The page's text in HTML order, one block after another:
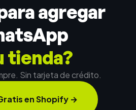
agregar
tienda?
Sin tarjeta de crédito.
en Shopify→